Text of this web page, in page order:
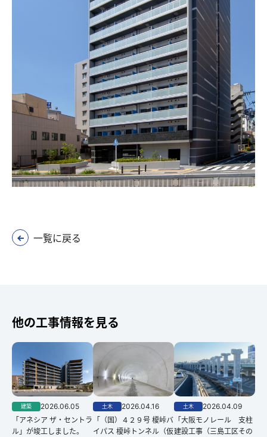
一覧に戻る
他の工事情報を見る
建築
2026.06.05
「アネシア ザ・セントラ
ル」が竣工しました。
土木
2026.04.16
「（国）４２９号 榎峠バ
イパス 榎峠トンネル（仮
土木
2026.04.09
「大阪モノレール 支柱
建設工事（三島工区その